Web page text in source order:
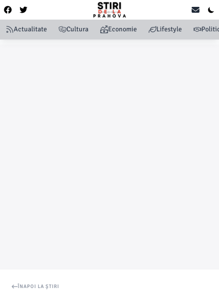
Actualitate Cultura Economie Lifestyle
ÎNAPOI LA ȘTIRI